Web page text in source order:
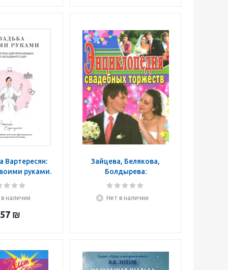
Вартересян:
руками.
план для
дня
наличии
₪
Зайцева, Белякова,
Болдырева:
Энциклопедия
Нет в наличии